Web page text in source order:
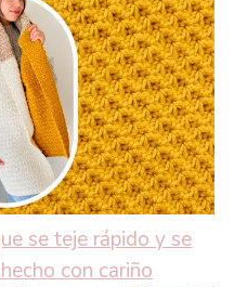
se teje rápido y se
con cariño